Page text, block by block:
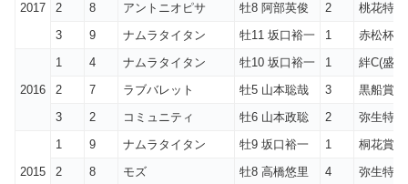
2017
2
8 アントニオピサ 牡8 阿部英俊 2
桃花特
3
9 ナムラタイタン 牡11 坂口裕一 1 赤松杯1
2016
1 4 ナムラタイタン 牡10 坂口裕一 1
絆C(盛
2
7 ラブバレット 牡5 山本聡哉 3
黒船賞7
3
2 コミュニティ 牡6 山本政聡 2 弥生特
2015
1 9 ナムラタイタン 牡9 坂口裕一 1
桐花賞1
2
8 モズ 牡8 高橋悠里 4
弥生特